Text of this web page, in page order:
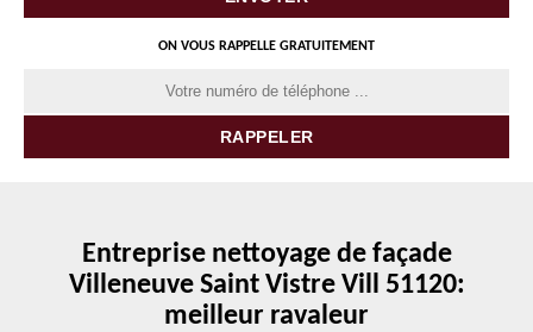
ON VOUS RAPPELLE GRATUITEMENT
Entreprise nettoyage de façade
Villeneuve Saint Vistre Vill 51120:
meilleur ravaleur